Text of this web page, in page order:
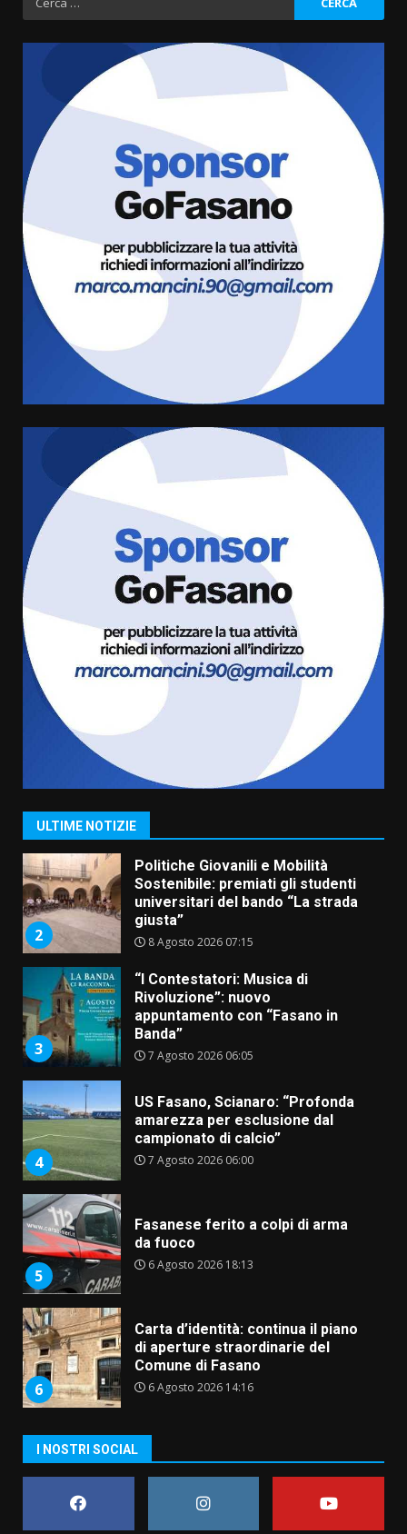
per:
ULTIME NOTIZIE
“I Contestatori: Musica di
Rivoluzione”: nuovo
appuntamento con “Fasano in
Banda”
7 Agosto 2026 06:05
US Fasano, Scianaro: “Profonda
amarezza per esclusione dal
campionato di calcio”
Fasanese ferito a colpi di arma
da fuoco
6 Agosto 2026 18:13
Carta d’identità: continua il piano
di aperture straordinarie del
Comune di Fasano
6 Agosto 2026 14:16
Grazia Neglia, coordinatrice
cittadina di Fratelli d’Italia,
pronta a tornare in Consiglio
comunale
6 Agosto 2026 08:00
1
Savelletri in festa, domani sera
grande spettacolo con Uccio De
2
Politiche Giovanili e Mobilità
Sostenibile: premiati gli studenti
universitari del bando “La strada
giusta”
8 Agosto 2026 07:15
3
“I Contestatori: Musica di
Rivoluzione”: nuovo
appuntamento con “Fasano in
Banda”
7 Agosto 2026 06:05
4
US Fasano, Scianaro: “Profonda
amarezza per esclusione dal
campionato di calcio”
7 Agosto 2026 06:00
5
Fasanese ferito a colpi di arma
da fuoco
6 Agosto 2026 18:13
6
Carta d’identità: continua il piano
di aperture straordinarie del
Comune di Fasano
6 Agosto 2026 14:16
Grazia Neglia, coordinatrice
cittadina di Fratelli d’Italia,
6 Agosto 2026 08:00
I NOSTRI SOCIAL